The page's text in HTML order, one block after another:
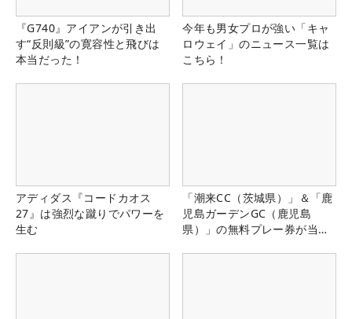
『G740』アイアンが引き出
す“反則級”の寛容性と飛びは
本当だった！
今年も男女プロが強い「キャ
ロウェイ」のニュース一覧は
こちら！
アディダス『コードカオス
27』は強烈な蹴りでパワーを
生む
「潮来CC（茨城県）」＆「鹿
児島ガーデンGC（鹿児島
県）」の無料プレー券が当た